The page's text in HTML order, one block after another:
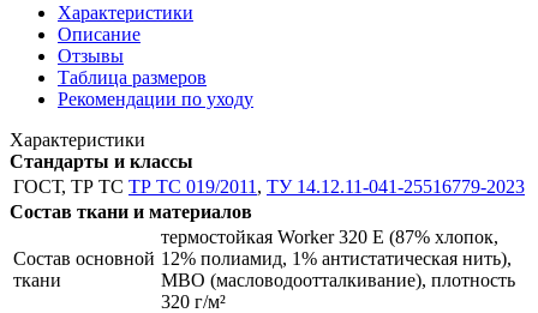
Характеристики
Описание
Отзывы
Таблица размеров
Рекомендации по уходу
Характеристики
Стандарты и классы
ГОСТ, ТР ТС ТР ТС 019/2011 , ТУ 14.12.11-041-25516779-2023
Состав ткани и материалов
Состав основной
ткани
термостойкая Worker 320 E (87% хлопок,
12% полиамид, 1% антистатическая нить),
МВО (масловодоотталкивание), плотность
320 г/м²